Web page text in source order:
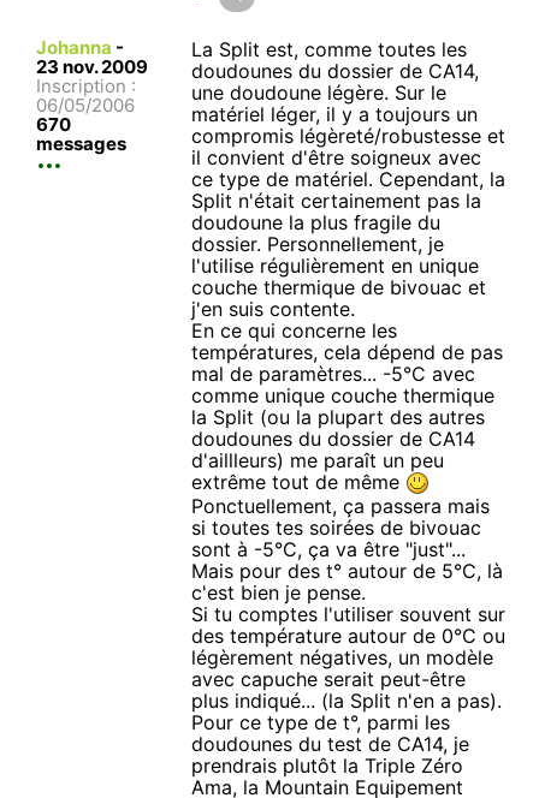
Johanna -
23 nov. 2009
Inscription :
06/05/2006
670
messages
La Split est, comme toutes les
doudounes du dossier de CA14,
une doudoune légère. Sur le
matériel léger, il y a toujours un
compromis légèreté/robustesse et
il convient d'être soigneux avec
ce type de matériel. Cependant, la
Split n'était certainement pas la
doudoune la plus fragile du
dossier. Personnellement, je
l'utilise régulièrement en unique
couche thermique de bivouac et
j'en suis contente.
En ce qui concerne les
températures, cela dépend de pas
mal de paramètres... -5°C avec
comme unique couche thermique
la Split (ou la plupart des autres
doudounes du dossier de CA14
d'aillleurs) me paraît un peu
extrême tout de même
Ponctuellement, ça passera mais
si toutes tes soirées de bivouac
sont à -5°C, ça va être "just"...
Mais pour des t° autour de 5°C, là
c'est bien je pense.
Si tu comptes l'utiliser souvent sur
des température autour de 0°C ou
légèrement négatives, un modèle
avec capuche serait peut-être
plus indiqué... (la Split n'en a pas).
Pour ce type de t°, parmi les
doudounes du test de CA14, je
prendrais plutôt la Triple Zéro
Ama, la Mountain Equipement